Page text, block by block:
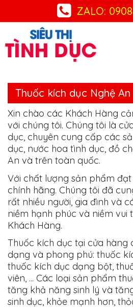
ZALO:
Thuốc kích dục Nghệ An
Xin chào các Khách Hàng
với chúng tôi. Chúng tôi là
dục, chuyên cung cấp các
dục, nước hoa tình dục, đồ
An và trên toàn quốc.
Với chất lượng sản phẩm
chính hãng. Chúng tôi đã
rất nhiều người, gia đình và
niềm hạnh phúc và niềm vui
Khách Hàng.
Thuốc kích dục tại cửa hàng
dạng và phong phú: thuốc
thuốc kích dục dạng bột,
viên, ... Các loại sản phẩm
tăng khả năng sinh lý và
sinh dục, khỏe mạnh hơn,